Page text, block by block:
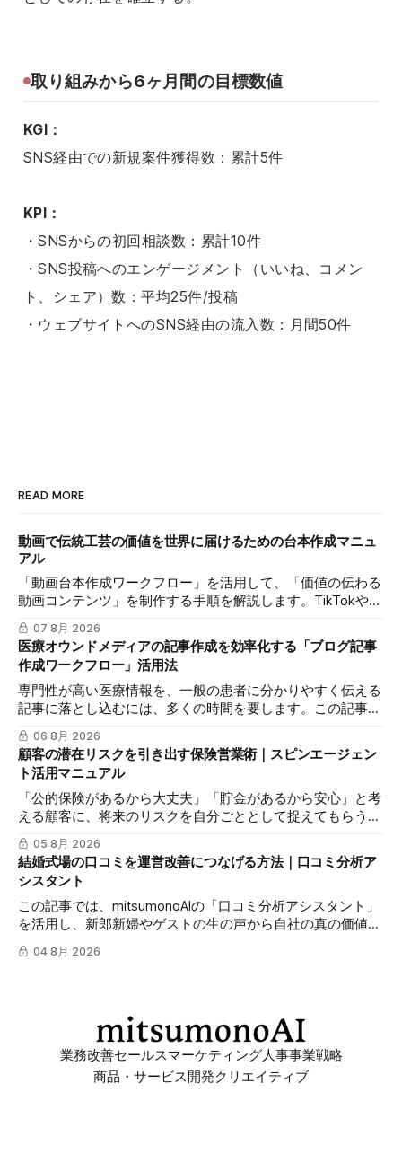
取り組みから6ヶ月間の目標数値
KGI：
SNS経由での新規案件獲得数：累計5件
KPI：
・SNSからの初回相談数：累計10件
・SNS投稿へのエンゲージメント（いいね、コメン
ト、シェア）数：平均25件/投稿
・ウェブサイトへのSNS経由の流入数：月間50件
READ MORE
動画で伝統工芸の価値を世界に届けるための台本作成マニュ
アル
「動画台本作成ワークフロー」を活用して、「価値の伝わる
動画コンテンツ」を制作する手順を解説します。TikTokや
Instagramリールを通じた、国内若年層および海外市場への
効果的な発信を支援します。
07 8月 2026
医療オウンドメディアの記事作成を効率化する「ブログ記事
作成ワークフロー」活用法
専門性が高い医療情報を、一般の患者に分かりやすく伝える
記事に落とし込むには、多くの時間を要します。この記事で
は、mitsumonoAIの「ブログ記事作成ワークフロー」を活用
し、SEOに配慮した質の高いブログ記事を効率的に作成し、
発信力を最大化する方法を解説します。
06 8月 2026
顧客の潜在リスクを引き出す保険営業術｜スピンエージェン
ト活用マニュアル
「公的保険があるから大丈夫」「貯金があるから安心」と考
える顧客に、将来のリスクを自分ごととして捉えてもらうの
は簡単ではありません。この記事では、mitsumonoAIの「ス
ピンエージェント」を活用し、顧客の反論すらも対話の糸口
に変え、納得感を高めて成約に繋げる具体的な3つのステッ
プを解説します。
05 8月 2026
結婚式場の口コミを運営改善につなげる方法｜口コミ分析ア
シスタント
この記事では、mitsumonoAIの「口コミ分析アシスタント」
を活用し、新郎新婦やゲストの生の声から自社の真の価値を
抽出し、来館予約率（CVR）を向上させる具体的な3つのス
テップを解説します。
04 8月 2026
業務改善セールスマーケティング人事事業戦略
商品・サービス開発クリエイティブ